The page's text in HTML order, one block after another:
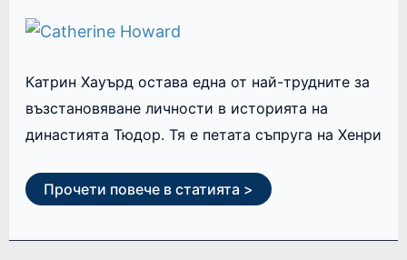
Катрин Хауърд остава една от най-трудните за
възстановяване личности в историята на
династията Тюдор. Тя е петата съпруга на Хенри
Прочети повече в статията >